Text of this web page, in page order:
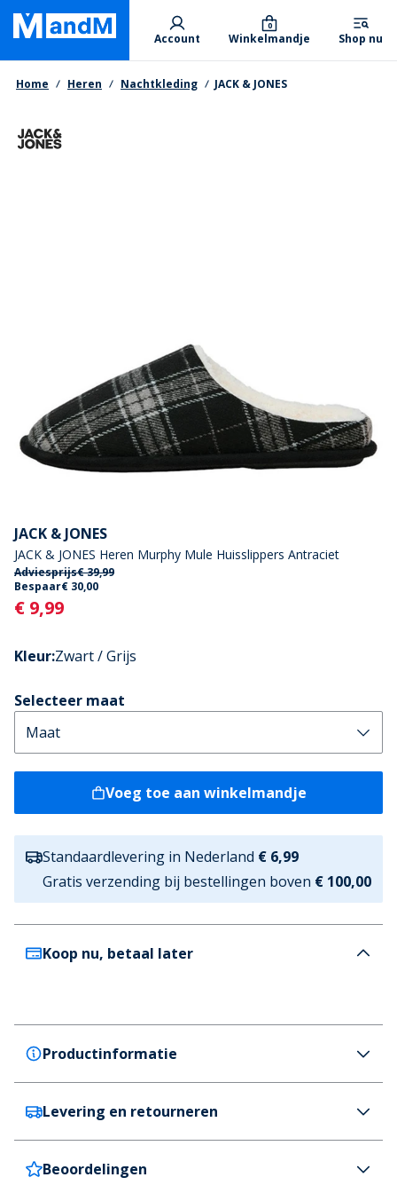
Skip
main
content
Primary departments
Account Winkelmandje
0
Shop nu
Kruimelpad
Home Heren Nachtkleding JACK & JONES
JACK & JONES
JACK & JONES Heren Murphy Mule Huisslippers Antraciet
Adviesprijs€ 39,99
Bespaar€ 30,00
Current
€ 9,99
Kleur:Zwart / Grijs
Selecteer maat
Voeg toe aan winkelmandje
Standaardlevering in Nederland € 6,99
Gratis verzending bij bestellingen boven € 100,00
Koop nu, betaal later
Productinformatie
JACK & JONES
JACK & JONES Heren Murphy Mule Huisslippers
Antraciet
Kleur
Levering en retourneren
Nederland
€6,99 (GRATIS vanaf €100)
Beoordelingen